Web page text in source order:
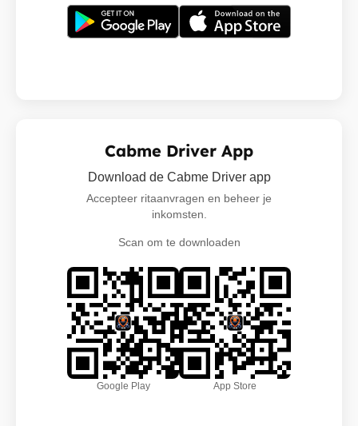
Cabme Driver App
Download de Cabme Driver app
Accepteer ritaanvragen en beheer je
inkomsten.
Scan om te downloaden
Google Play App Store